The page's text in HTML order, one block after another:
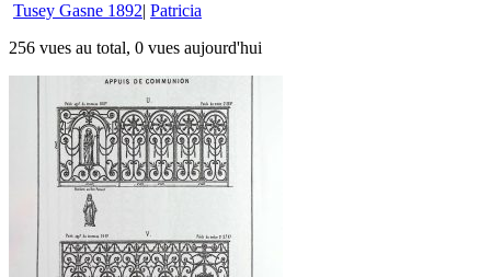
Tusey Gasne 1892 Patricia
256 vues au total, 0 vues aujourd'hui